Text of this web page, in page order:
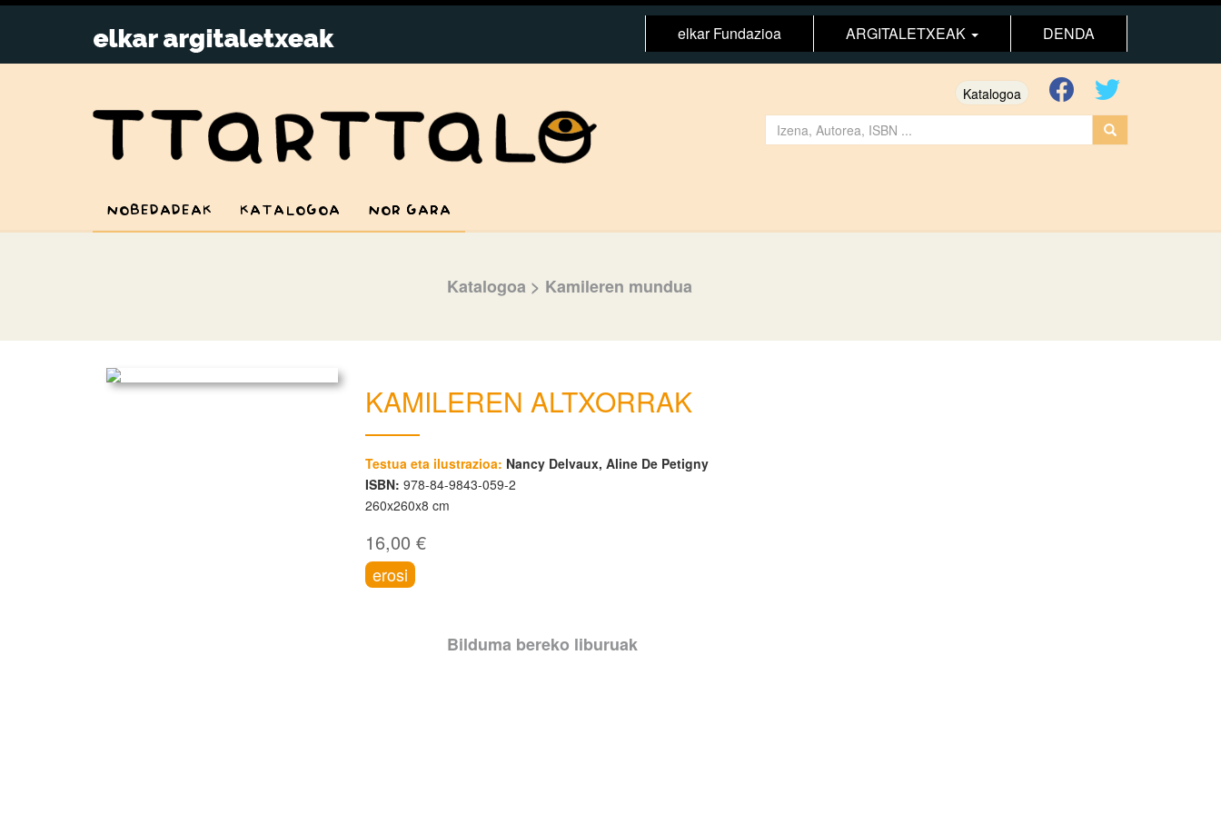
elkar Fundazioa ARGITALETXEAK DENDA
Katalogoa
NOBEDADEAK KATALOGOA NOR GARA
Katalogoa > Kamileren mundua
KAMILEREN ALTXORRAK
Testua eta ilustrazioa: Nancy Delvaux, Aline De Petigny
ISBN: 978-84-9843-059-2
260x260x8 cm
16,00 €
erosi
Bilduma bereko liburuak